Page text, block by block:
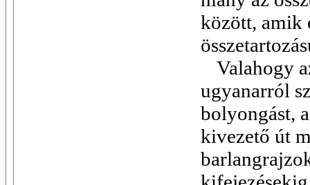
között, amik
Valahogy
ugyanarról
bolyongást,
kivezető út